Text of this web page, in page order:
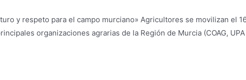
y respeto para el campo murciano» Agricultores se movilizan el
organizaciones agrarias de la Región de Murcia (COAG,